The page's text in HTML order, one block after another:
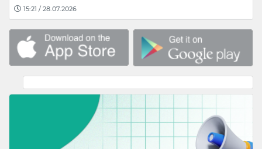
15:21 / 28.07.2026